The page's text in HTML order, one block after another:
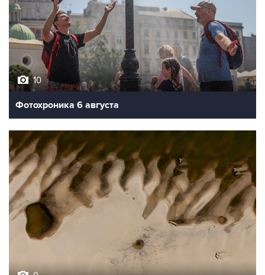
10
Фотохроника 6 августа